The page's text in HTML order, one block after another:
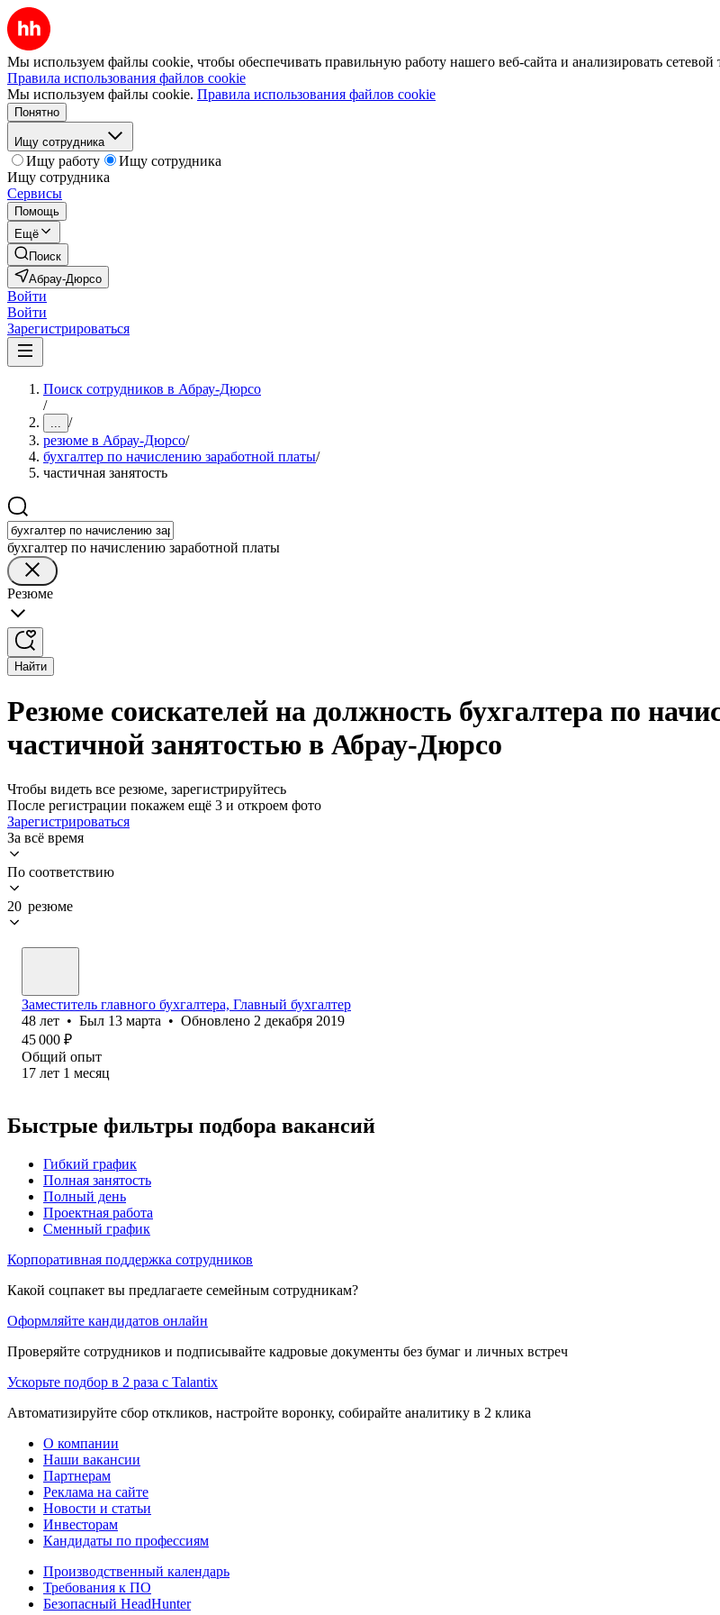
Мы используем файлы cookie, чтобы обеспечивать правильную работу нашего веб-сайта и анализировать сетевой
Правила использования файлов cookie
Мы используем файлы cookie. Правила использования файлов cookie
Понятно
Ищу сотрудника
Ищу работу
Ищу сотрудника
Ищу сотрудника
Сервисы
Помощь
Ещё
Поиск
Абрау-Дюрсо
Войти
Войти
Зарегистрироваться
Поиск сотрудников в Абрау-Дюрсо
/
... /
резюме в Абрау-Дюрсо/
бухгалтер по начислению заработной платы/
частичная занятость
бухгалтер по начислению заработной платы
Резюме
Найти
Резюме соискателей на должность бухгалтера по
частичной занятостью в Абрау-Дюрсо
Чтобы видеть все резюме, зарегистрируйтесь
После регистрации покажем ещё 3 и откроем фото
Зарегистрироваться
За всё время
По соответствию
20 резюме
Заместитель главного бухгалтера, Главный бухгалтер
48 лет • Был 13 марта • Обновлено 2 декабря 2019
45 000 ₽
Общий опыт
17 лет 1 месяц
Быстрые фильтры подбора вакансий
Гибкий график
Полная занятость
Полный день
Проектная работа
Сменный график
Корпоративная поддержка сотрудников
Какой соцпакет вы предлагаете семейным сотрудникам?
Оформляйте кандидатов онлайн
Проверяйте сотрудников и подписывайте кадровые документы без бумаг и личных встреч
Ускорьте подбор в 2 раза с Talantix
Автоматизируйте сбор откликов, настройте воронку, собирайте аналитику в 2 клика
О компании
Наши вакансии
Партнерам
Реклама на сайте
Новости и статьи
Инвесторам
Кандидаты по профессиям
Производственный календарь
Требования к ПО
Безопасный HeadHunter